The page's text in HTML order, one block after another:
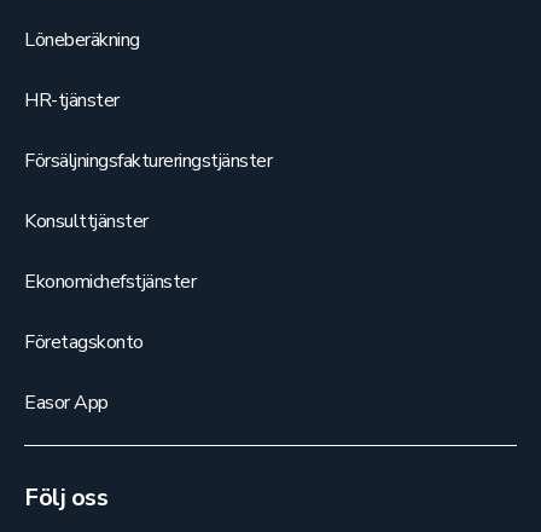
Löneberäkning
HR-tjänster
Försäljningsfaktureringstjänster
Konsulttjänster
Ekonomichefstjänster
Företagskonto
Easor App
Följ oss